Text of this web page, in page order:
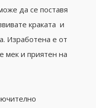
да се поставя
краката и
Изработена е от
мек и приятен на